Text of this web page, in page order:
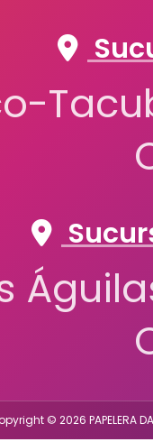
© 2026 PAPELERA